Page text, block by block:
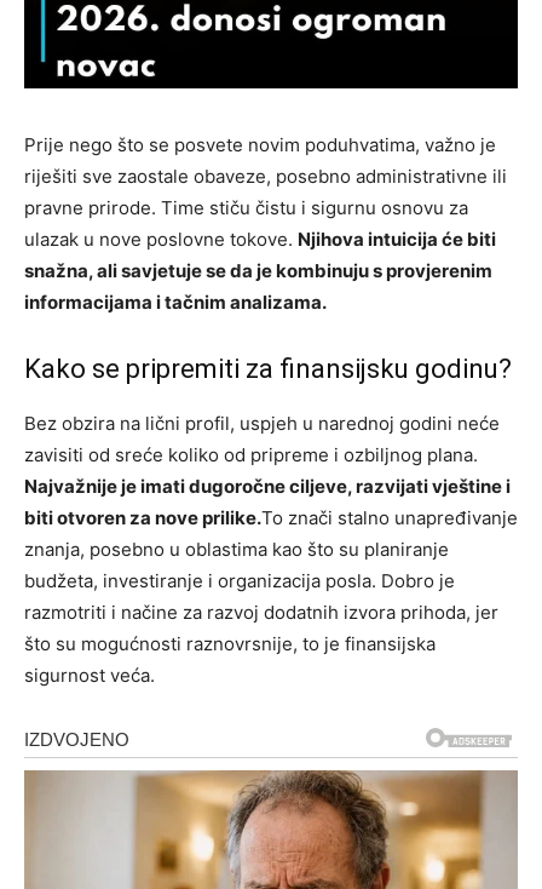
Prije nego što se posvete novim poduhvatima, važno je
riješiti sve zaostale obaveze, posebno administrativne ili
pravne prirode. Time stiču čistu i sigurnu osnovu za
ulazak u nove poslovne tokove. Njihova intuicija će biti
snažna, ali savjetuje se da je kombinuju s provjerenim
informacijama i tačnim analizama.
Kako se pripremiti za finansijsku godinu?
Bez obzira na lični profil, uspjeh u narednoj godini neće
zavisiti od sreće koliko od pripreme i ozbiljnog plana.
Najvažnije je imati dugoročne ciljeve, razvijati vještine i
biti otvoren za nove prilike.To znači stalno unapređivanje
znanja, posebno u oblastima kao što su planiranje
budžeta, investiranje i organizacija posla. Dobro je
razmotriti i načine za razvoj dodatnih izvora prihoda, jer
što su mogućnosti raznovrsnije, to je finansijska
sigurnost veća.